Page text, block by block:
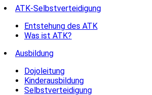
ATK-Selbstverteidigung
Entstehung des ATK
Was ist ATK?
Ausbildung
Dojoleitung
Kinderausbildung
Selbstverteidigung